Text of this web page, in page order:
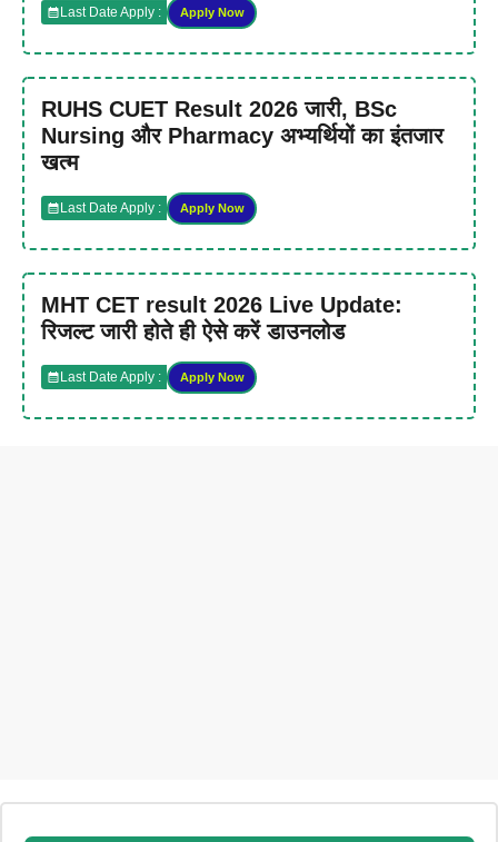
Last Date Apply : Apply Now
RUHS CUET Result 2026 जारी, BSc
Nursing और Pharmacy अभ्यर्थियों का इंतजार
खत्म
Last Date Apply : Apply Now
MHT CET result 2026 Live Update:
रिजल्ट जारी होते ही ऐसे करें डाउनलोड
Last Date Apply : Apply Now